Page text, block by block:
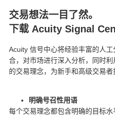
交易想法一目了然。
下载 Acuity Signal
Acuity 信号中心将经验丰富的人
合，对市场进行深入分析，同时
的交易理念，为新手和高级交易者
明确号召性用语
每个交易理念都包含明确的目标